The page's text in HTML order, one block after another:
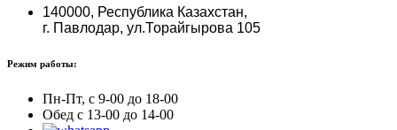
140000, Республика Казахстан,
г. Павлодар, ул.Торайгырова 105
Режим работы:
Пн-Пт, с 9-00 до 18-00
Обед с 13-00 до 14-00